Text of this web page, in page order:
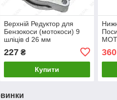
Верхній Редуктор для
Бензокоси (мотокоси) 9
шліців d 26 мм
227₴
Купити
360